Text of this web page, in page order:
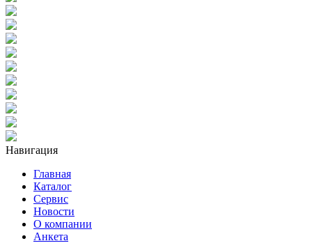
Навигация
Главная
Каталог
Сервис
Новости
О компании
Анкета